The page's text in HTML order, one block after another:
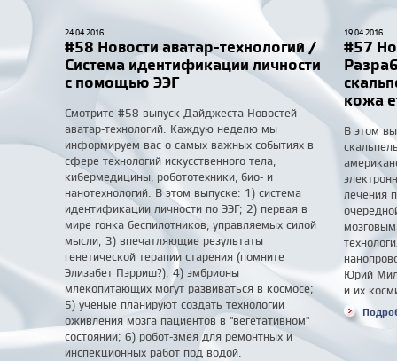
24.04.2016
#58 Новости аватар-технологий /
Система идентификации личности
с помощью ЭЭГ
Смотрите #58 выпуск Дайджеста Новостей
аватар-технологий. Каждую неделю мы
информируем вас о самых важных событиях в
сфере технологий искусственного тела,
кибермедицины, робототехники, био- и
нанотехнологий. В этом выпуске: 1) система
идентификации личности по ЭЭГ; 2) первая в
мире гонка беспилотников, управляемых силой
мысли; 3) впечатляющие результаты
генетической терапии старения (помните
Элизабет Пэрриш?); 4) эмбрионы
млекопитающих могут развиваться в космосе;
5) ученые планируют создать технологии
оживления мозга пациентов в "вегетативном"
состоянии; 6) робот-змея для ремонтных и
инспекционных работ под водой.
19.04.2016
#57
кожа
В этом
лечения
Юрий
и их